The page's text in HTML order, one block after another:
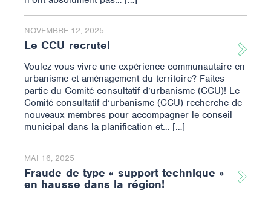
NOVEMBRE 12, 2025
Le CCU recrute!
Voulez-vous vivre une expérience communautaire en
urbanisme et aménagement du territoire? Faites
partie du Comité consultatif d’urbanisme (CCU)! Le
Comité consultatif d’urbanisme (CCU) recherche de
nouveaux membres pour accompagner le conseil
municipal dans la planification et… […]
MAI 16, 2025
Fraude de type « support technique »
en hausse dans la région!